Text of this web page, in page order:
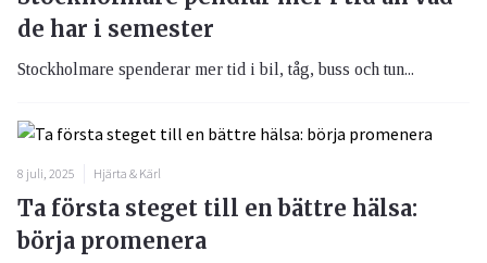
de har i semester
Stockholmare spenderar mer tid i bil, tåg, buss och tun...
8 juli, 2025 Hjärta & Kärl
Ta första steget till en bättre hälsa:
börja promenera